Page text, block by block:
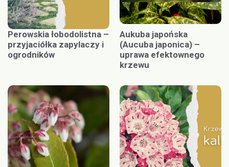
Perowskia łobodolistna –
przyjaciółka zapylaczy i
ogrodników
Aukuba japońska
(Aucuba japonica) –
uprawa efektownego
krzewu